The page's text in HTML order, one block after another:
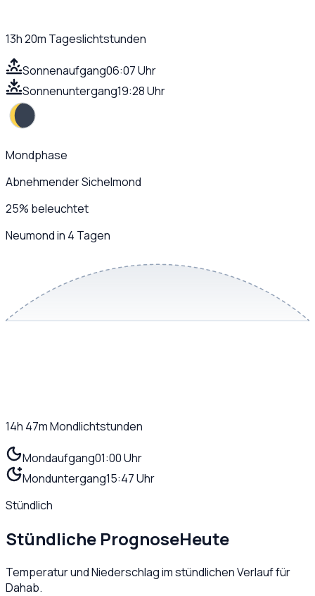
13h 20m Tageslichtstunden
Sonnenaufgang06:07 Uhr
Sonnenuntergang19:28 Uhr
Mondphase
Abnehmender Sichelmond
25% beleuchtet
Neumond in 4 Tagen
14h 47mMondlichtstunden
Mondaufgang01:00 Uhr
Monduntergang15:47 Uhr
Stündlich
Stündliche PrognoseHeute
Temperatur und Niederschlag im stündlichen Verlauf für
Dahab.